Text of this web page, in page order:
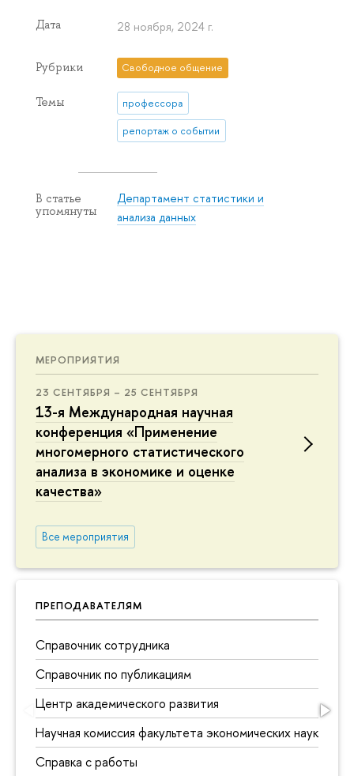
МЕРОПРИЯТИЯ
23 СЕНТЯБРЯ – 25 СЕНТЯБРЯ
13-я Международная научная
конференция «Применение
многомерного статистического
анализа в экономике и оценке
качества»
Все мероприятия
ПРЕПОДАВАТЕЛЯМ
Справочник сотрудника
Справочник по публикациям
Центр академического развития
Научная комиссия факультета экономических наук
Справка с работы
Дата 28 ноября, 2024 г.
Рубрики Свободное общение
Темы профессора
репортаж о событии
В статье
упомянуты
Департамент статистики и
анализа данных